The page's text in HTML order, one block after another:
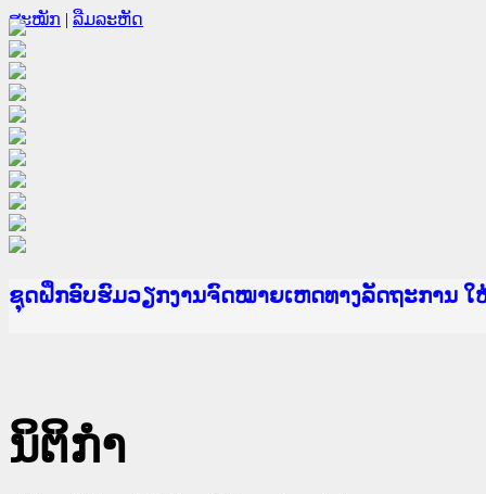
ສະໝັກ | ລືມລະຫັດ
Ministry of Justice Lao PDR
ເຜີຍແຜ່ວັບໄຊຈົດໝາຍເຫດທາງລັດຖະການ ແລະ ແອັ
ກະຊວງຍຸຕິທຳ
ຊຸດຝຶກອົບຮົມວຽກງານຈົດໝາຍເຫດທາງລັດຖະການ
ກອງປະຊຸມທົບທວນຄືນການຈັດຕັ້ງປະຕິບັດວຽກງານຈົ
ຝຶກອົບຮົມ ຜູ່ປະສານງານວຽກງານຈົດໝາຍເຫດທາງລັ
ຝຶກອົບຮົມ ຜູ່ປະສານງານວຽກງານຈົດໝາຍເຫດທາງລັ
ເຜີຍແຜ່ແອັບກົດໝາຍລາວ ແລະ ເວັບໄຊຈົດໝາຍເຫດ
ເຜີຍແຜ່ແອັບກົດໝາຍລາວ ແລະ ເວັບໄຊຈົດໝາຍເຫດ
ຍົກລະດັບວຽກງານຈົດໝາຍເຫດທາງລັດຖະການໃຫ້ຜູ້
ຊຸດຝຶກອົບຮົມວຽກງານຈົດໝາຍເຫດທາງລັດຖະການ ໃ
ນິຕິກໍາ